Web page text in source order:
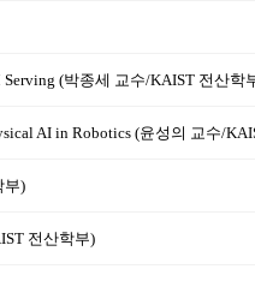
(박종세 교수/KAIST 전산학
AI in Robotics (윤성의 교수/
부)
전산학부)